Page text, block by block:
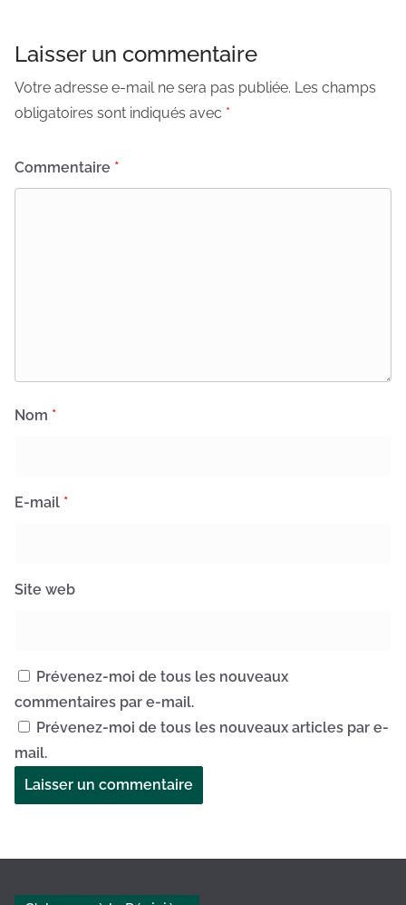
Laisser un commentaire
Votre adresse e-mail ne sera pas publiée. Les champs
obligatoires sont indiqués avec *
Commentaire *
Nom *
E-mail *
Site web
Prévenez-moi de tous les nouveaux
commentaires par e-mail.
Prévenez-moi de tous les nouveaux articles par e-
mail.
e